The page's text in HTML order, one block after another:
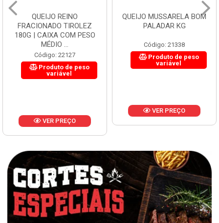
QUEIJO REINO
FRACIONADO TIROLEZ
180G | CAIXA COM PESO
MÉDIO ...
Código: 22127
Produto de peso
variável
VER PREÇO
QUEIJO MUSSARELA BOM
PALADAR KG
Código: 21338
Produto de peso
variável
VER PREÇO